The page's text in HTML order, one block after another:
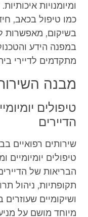
ומיומנויות
כמו טיפול בכאב,
בשיקום, מאפשרות
במפנה הידע
מתקדמים לדיירי
מבנה
טיפולים
הדיירים
שירותים רפואיים
טיפולים
הבריאות של
תקופתיות, ניהול
ושיקומיים
מיוחד מושם על